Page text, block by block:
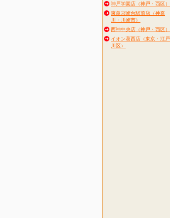
神戸学園店（神戸・西区）
東急宮崎台駅前店（神奈
川・川崎市）
西神中央店（神戸・西区）
イオン葛西店（東京・江戸
川区）